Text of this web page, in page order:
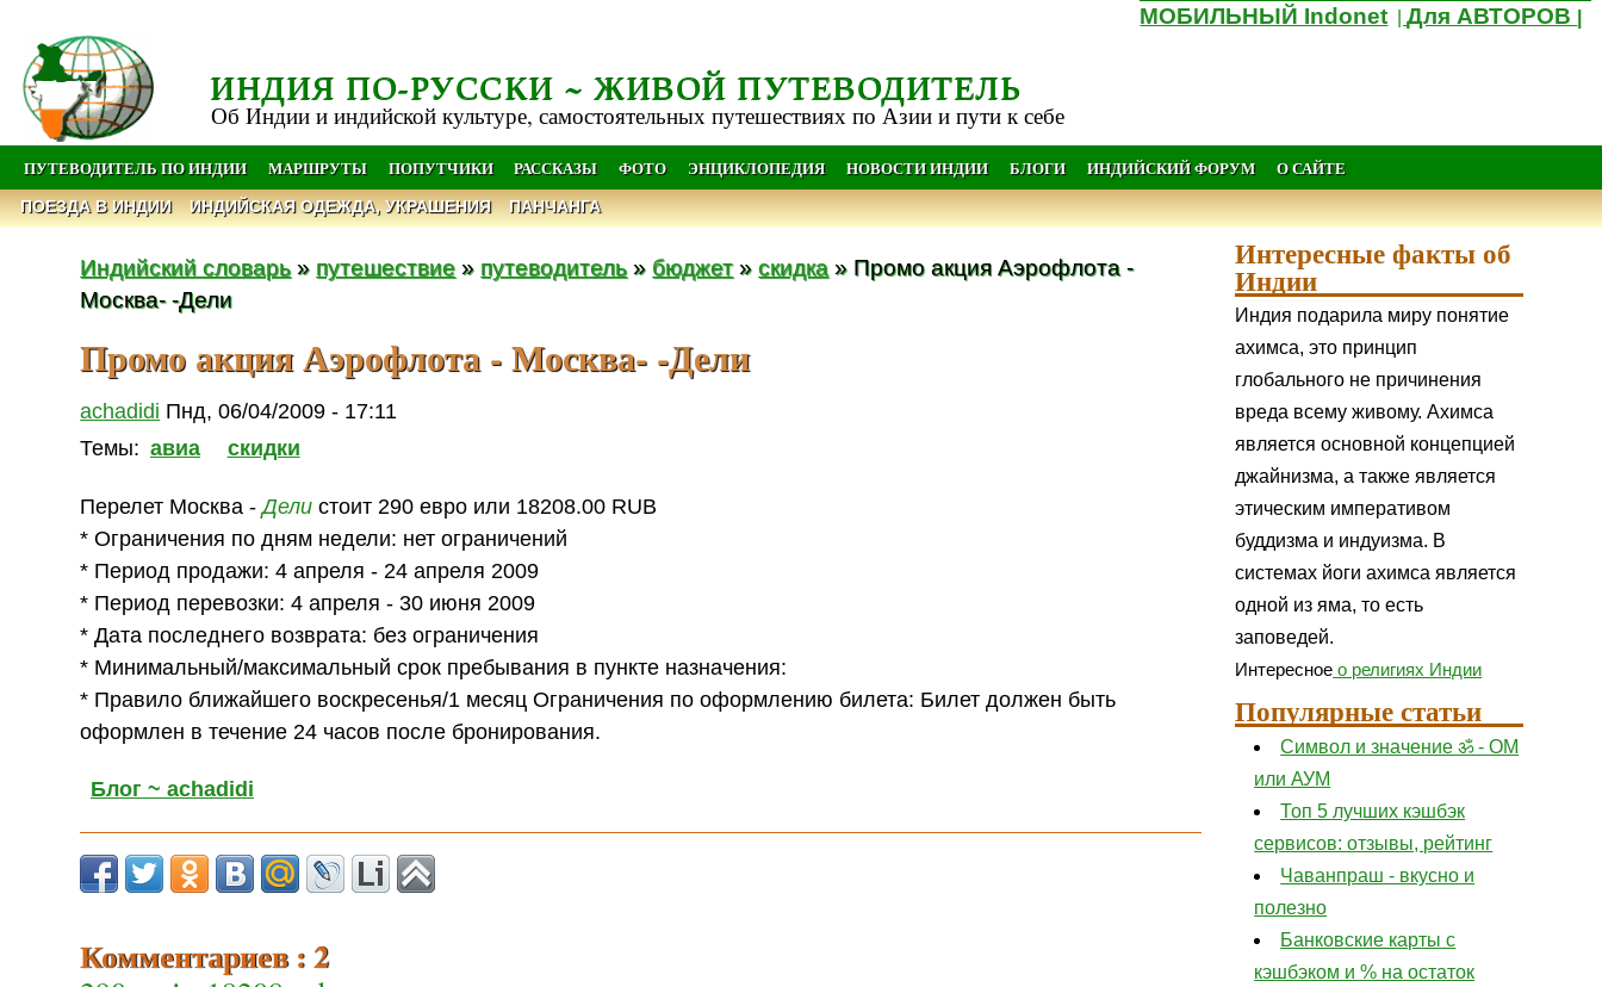
МОБИЛЬНЫЙ Indonet |Для АВТОРОВ
ИНДИЯ ПО-РУССКИ ~ ЖИВОЙ ПУТЕВОДИТЕЛЬ
Об Индии и индийской культуре, самостоятельных путешествиях по Азии и пути к себе
ПУТЕВОДИТЕЛЬ ПО ИНДИИ МАРШРУТЫ ПОПУТЧИКИ РАССКАЗЫ ФОТО ЭНЦИКЛОПЕДИЯ НОВОСТИ ИНДИИ БЛОГИ ИНДИЙСКИЙ ФОРУМ О САЙТЕ
ПОЕЗДА В ИНДИИ ИНДИЙСКАЯ ОДЕЖДА, УКРАШЕНИЯ ПАНЧАНГА
Индийский словарь» путешествие » путеводитель» бюджет»скидка » Промо акция Аэрофлота -
Москва- -Дели
Промо акция Аэрофлота - Москва- -Дели
achadidi Пнд, 06/04/2009 - 17:11
Темы: авиа скидки
Перелет Москва -Дели стоит 290 евро или 18208.00 RUB
* Ограничения по дням недели: нет ограничений
* Период продажи: 4 апреля - 24 апреля 2009
* Период перевозки: 4 апреля - 30 июня 2009
* Дата последнего возврата: без ограничения
* Минимальный/максимальный срок пребывания в пункте назначения:
* Правило ближайшего воскресенья/1 месяц Ограничения по оформлению билета: Билет должен быть
оформлен в течение 24 часов после бронирования.
Блог ~ achadidi
Комментариев : 2
Интересные факты об
Индии
Индия подарила миру понятие
ахимса, это принцип
глобального не причинения
вреда всему живому. Ахимса
является основной концепцией
джайнизма, а также является
этическим императивом
буддизма и индуизма. В
системах йоги ахимса является
одной из яма, то есть
заповедей.
Интересное о религиях Индии
Популярные статьи
Символ и значение ॐ - ОМ
или АУМ
Топ 5 лучших кэшбэк
сервисов: отзывы, рейтинг
Чаванпраш - вкусно и
полезно
Банковские карты с
кэшбэком и % на остаток